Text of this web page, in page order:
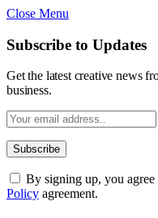
Close Menu
Subscribe to Updates
Get the latest creative news
business.
By signing up, you
Policy agreement.